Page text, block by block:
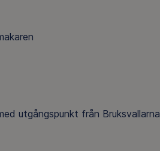
utgångspunkt från Bruksvallarna